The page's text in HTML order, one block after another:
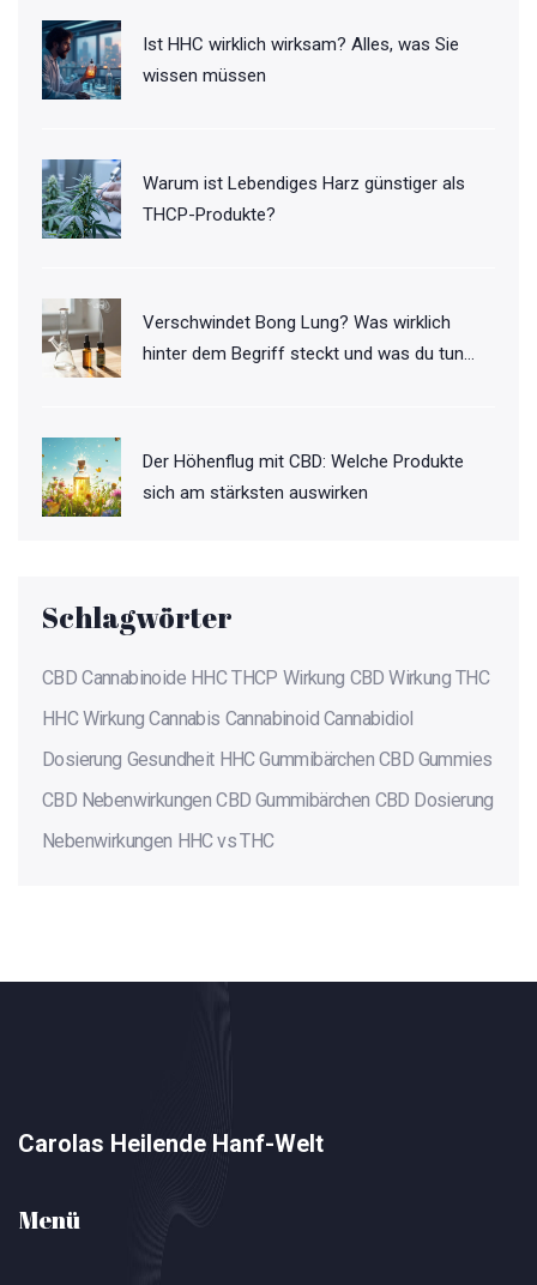
Ist HHC wirklich wirksam? Alles, was Sie
wissen müssen
Warum ist Lebendiges Harz günstiger als
THCP-Produkte?
Verschwindet Bong Lung? Was wirklich
hinter dem Begriff steckt und was du tun
Der Höhenflug mit CBD: Welche Produkte
sich am stärksten auswirken
Schlagwörter
CBD Cannabinoide HHC THCP Wirkung CBD Wirkung THC
HHC Wirkung Cannabis Cannabinoid Cannabidiol
Dosierung Gesundheit HHC Gummibärchen CBD Gummies
CBD Nebenwirkungen CBD Gummibärchen CBD Dosierung
Nebenwirkungen HHC vs THC
Carolas Heilende Hanf-Welt
Menü